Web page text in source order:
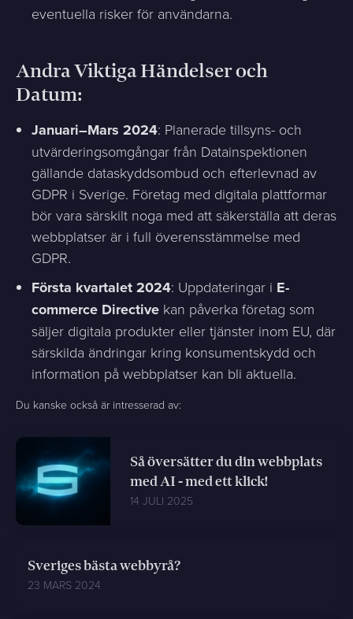
eventuella risker för användarna.
Andra Viktiga Händelser och
Datum:
Januari–Mars 2024: Planerade tillsyns- och
utvärderingsomgångar från Datainspektionen
gällande dataskyddsombud och efterlevnad av
GDPR i Sverige. Företag med digitala plattformar
bör vara särskilt noga med att säkerställa att deras
webbplatser är i full överensstämmelse med
GDPR.
Första kvartalet 2024: Uppdateringar i E-
commerce Directive kan påverka företag som
säljer digitala produkter eller tjänster inom EU, där
särskilda ändringar kring konsumentskydd och
information på webbplatser kan bli aktuella.
Du kanske också är intresserad av:
Så översätter du din webbplats
med AI - med ett klick!
14 JULI 2025
Sveriges bästa webbyrå?
23 MARS 2024